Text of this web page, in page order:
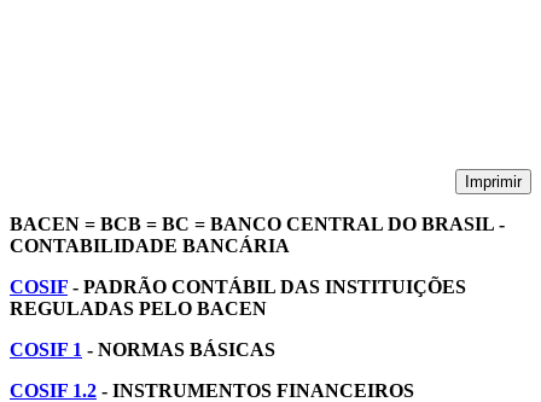
Imprimir
BACEN = BCB = BC = BANCO CENTRAL DO BRASIL -
CONTABILIDADE BANCÁRIA
COSIF - PADRÃO CONTÁBIL DAS INSTITUIÇÕES
REGULADAS PELO BACEN
COSIF 1 - NORMAS BÁSICAS
COSIF 1.2 - INSTRUMENTOS FINANCEIROS